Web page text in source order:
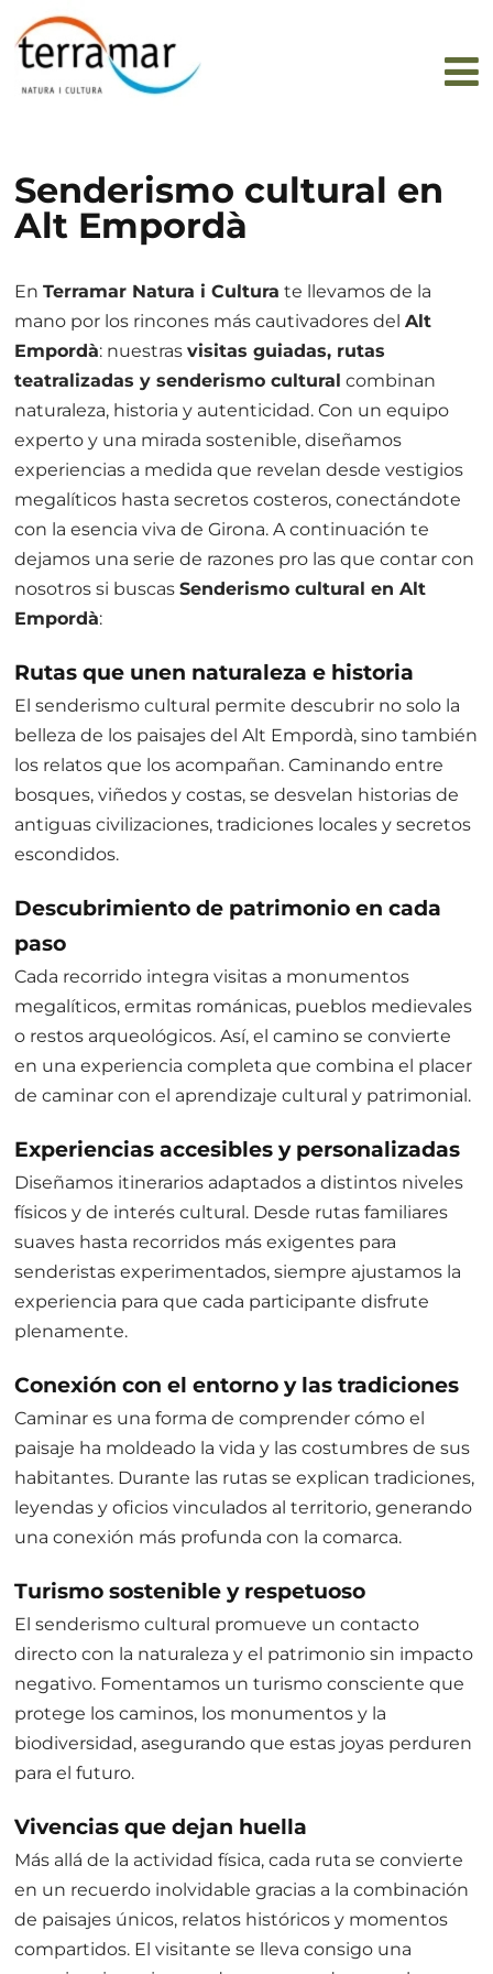
Senderismo cultural en
Alt Empordà
EnTerramar Natura i Cultura te llevamos de la
mano por los rincones más cautivadores delAlt
Empordà: nuestrasvisitas guiadas, rutas
teatralizadas y senderismo cultural combinan
naturaleza, historia y autenticidad. Con un equipo
experto y una mirada sostenible, diseñamos
experiencias a medida que revelan desde vestigios
megalíticos hasta secretos costeros, conectándote
con la esencia viva de Girona. A continuación te
dejamos una serie de razones pro las que contar con
nosotros si buscasSenderismo cultural en Alt
Empordà:
Rutas que unen naturaleza e historia
El senderismo cultural permite descubrir no solo la
belleza de los paisajes del Alt Empordà, sino también
los relatos que los acompañan. Caminando entre
bosques, viñedos y costas, se desvelan historias de
antiguas civilizaciones, tradiciones locales y secretos
escondidos.
Descubrimiento de patrimonio en cada
paso
Cada recorrido integra visitas a monumentos
megalíticos, ermitas románicas, pueblos medievales
o restos arqueológicos. Así, el camino se convierte
en una experiencia completa que combina el placer
de caminar con el aprendizaje cultural y patrimonial.
Experiencias accesibles y personalizadas
Diseñamos itinerarios adaptados a distintos niveles
físicos y de interés cultural. Desde rutas familiares
suaves hasta recorridos más exigentes para
senderistas experimentados, siempre ajustamos la
experiencia para que cada participante disfrute
plenamente.
Conexión con el entorno y las tradiciones
Caminar es una forma de comprender cómo el
paisaje ha moldeado la vida y las costumbres de sus
habitantes. Durante las rutas se explican tradiciones,
leyendas y oficios vinculados al territorio, generando
una conexión más profunda con la comarca.
Turismo sostenible y respetuoso
El senderismo cultural promueve un contacto
directo con la naturaleza y el patrimonio sin impacto
negativo. Fomentamos un turismo consciente que
protege los caminos, los monumentos y la
biodiversidad, asegurando que estas joyas perduren
para el futuro.
Vivencias que dejan huella
Más allá de la actividad física, cada ruta se convierte
en un recuerdo inolvidable gracias a la combinación
de paisajes únicos, relatos históricos y momentos
compartidos. El visitante se lleva consigo una